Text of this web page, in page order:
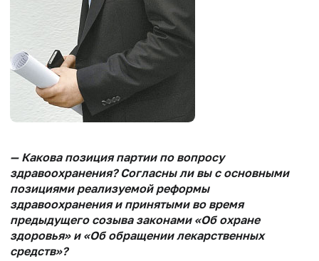
— Какова позиция партии по вопросу
здравоохранения? Согласны ли вы с основными
позициями реализуемой реформы
здравоохранения и принятыми во время
предыдущего созыва законами «Об охране
здоровья» и «Об обращении лекарственных
средств»?